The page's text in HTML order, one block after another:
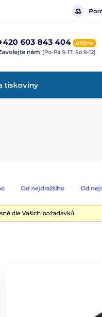
603 843 404 offline
nám (Po-Pá 9-17, So 9-12)
tiskoviny
Od nejdražšího Od
dle Vašich požadavků.